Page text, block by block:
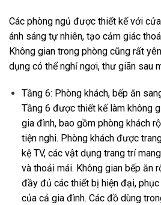
Các phòng ngủ được thiết kế với
ánh sáng tự nhiên, tạo cảm giác
Không gian trong phòng cũng rất
dụng có thể nghỉ ngơi, thư giãn sau
Tầng 6: Phòng khách, bếp ăn
Tầng 6 được thiết kế làm không
gia đình, bao gồm phòng khách
tiện nghi. Phòng khách được
kệ TV, các vật dụng trang trí
và thoải mái. Không gian bếp ăn
đầy đủ các thiết bị hiện đại,
của cả gia đình. Các đồ dùng